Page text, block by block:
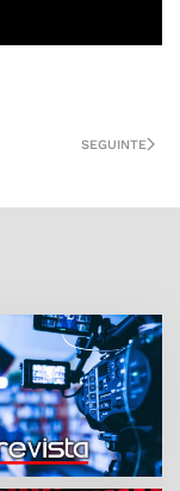
SEGUINTE